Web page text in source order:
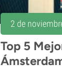
2 de
Top 5